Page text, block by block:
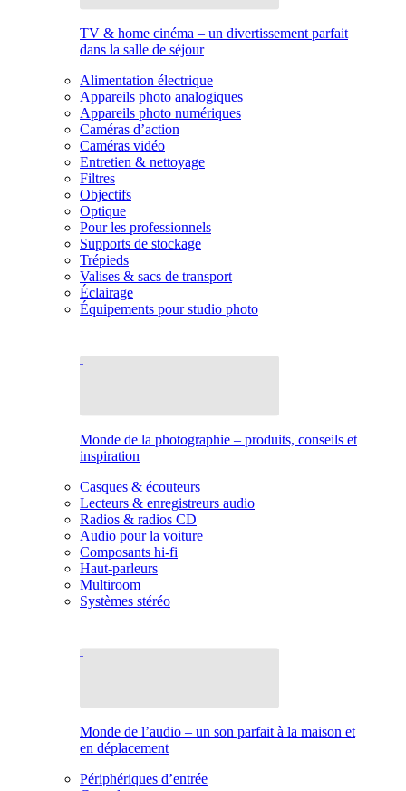
TV & home cinéma – un divertissement parfait
dans la salle de séjour
Alimentation électrique
Appareils photo analogiques
Appareils photo numériques
Caméras d’action
Caméras vidéo
Entretien & nettoyage
Filtres
Objectifs
Optique
Pour les professionnels
Supports de stockage
Trépieds
Valises & sacs de transport
Éclairage
Équipements pour studio photo
Monde de la photographie – produits, conseils et
inspiration
Casques & écouteurs
Lecteurs & enregistreurs audio
Radios & radios CD
Audio pour la voiture
Composants hi-fi
Haut-parleurs
Multiroom
Systèmes stéréo
Monde de l’audio – un son parfait à la maison et
en déplacement
Périphériques d’entrée